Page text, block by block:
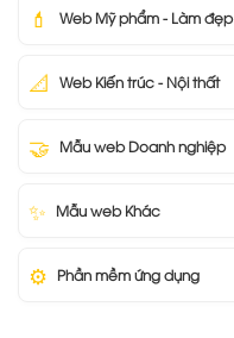
💄 Web Mỹ phẩm - Làm đẹp
📐 Web Kiến trúc - Nội thất
🤝 Mẫu web Doanh nghiệp
✨ Mẫu web Khác
⚙️ Phần mềm ứng dụng